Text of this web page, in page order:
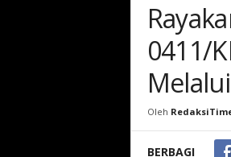
0411/
Oleh
BERBAGI